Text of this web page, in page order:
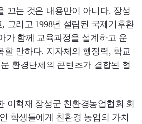
끄는 것은 내용만이 아니다. 장성
그리고 1998년 설립된 국제기후환
가 함께 교육과정을 설계하고 운
할 만하다. 지자체의 행정력, 학교
환경단체의 콘텐츠가 결합된 협
이혁재 장성군 친환경농업협회 회
학생들에게 친환경 농업의 가치